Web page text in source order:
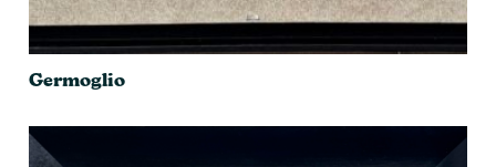
Germoglio